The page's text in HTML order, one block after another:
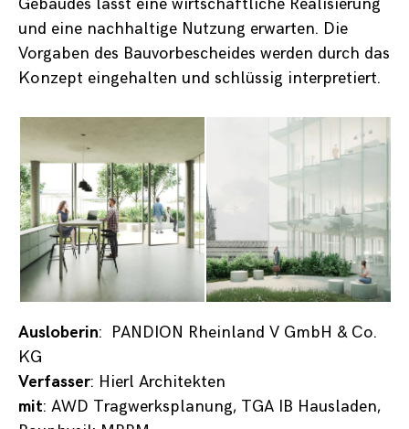
und eine nachhaltige Nutzung erwarten. Die
Vorgaben des Bauvorbescheides werden durch das
Konzept eingehalten und schlüssig interpretiert.
Ausloberin: PANDION Rheinland V GmbH & Co.
KG
Verfasser: Hierl Architekten
mit: AWD Tragwerksplanung, TGA IB Hausladen,